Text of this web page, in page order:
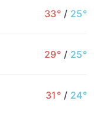
33° / 25°
29° / 25°
31° / 24°